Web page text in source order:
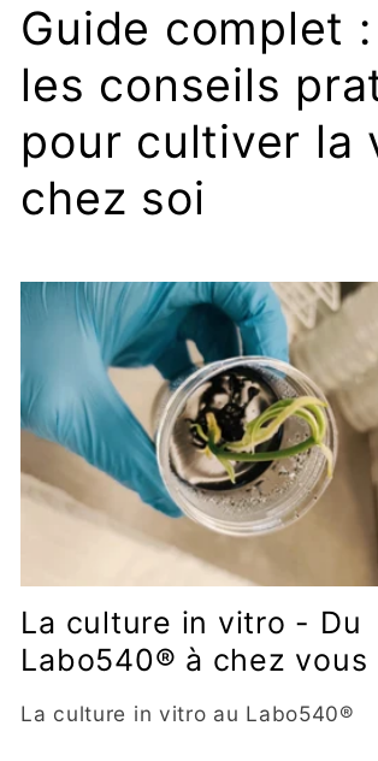
Guide complet
les conseils
pour cultiver la
chez soi
La culture in vitro - Du
Labo540® à chez vous
La culture in vitro au Labo540®